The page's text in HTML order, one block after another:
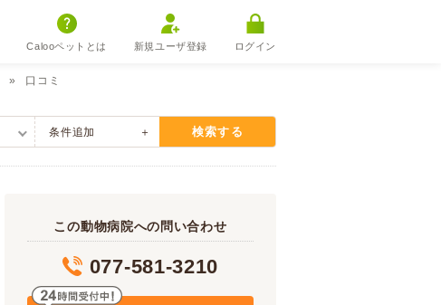
Calooペットとは 新規ユーザ登録 ログイン
口コミ
条件追加 検索する
この動物病院への問い合わせ
077-581-3210